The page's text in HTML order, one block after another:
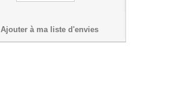
Ajouter à ma liste d'envies